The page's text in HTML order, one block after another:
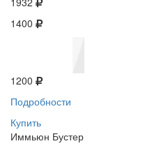
1400
1200
Подробности
Купить
Иммьюн Бустер